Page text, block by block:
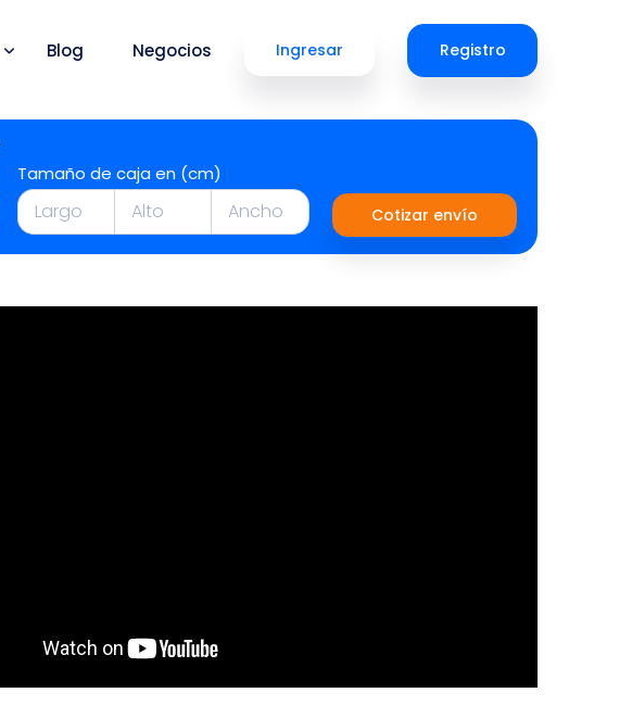
Blog Negocios Ingresar Registro
Tamaño de caja en (cm)
Cotizar envío